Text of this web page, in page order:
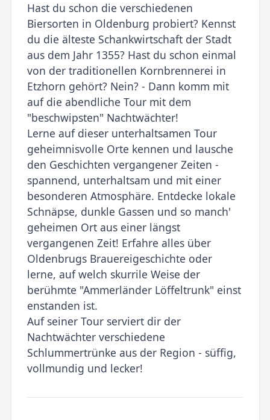
Hast du schon die verschiedenen
Biersorten in Oldenburg probiert? Kennst
du die älteste Schankwirtschaft der Stadt
aus dem Jahr 1355? Hast du schon einmal
von der traditionellen Kornbrennerei in
Etzhorn gehört? Nein? - Dann komm mit
auf die abendliche Tour mit dem
"beschwipsten" Nachtwächter!
Lerne auf dieser unterhaltsamen Tour
geheimnisvolle Orte kennen und lausche
den Geschichten vergangener Zeiten -
spannend, unterhaltsam und mit einer
besonderen Atmosphäre. Entdecke lokale
Schnäpse, dunkle Gassen und so manch'
geheimen Ort aus einer längst
vergangenen Zeit! Erfahre alles über
Oldenbrugs Brauereigeschichte oder
lerne, auf welch skurrile Weise der
berühmte "Ammerländer Löffeltrunk" einst
enstanden ist.
Auf seiner Tour serviert dir der
Nachtwächter verschiedene
Schlummertrünke aus der Region - süffig,
vollmundig und lecker!